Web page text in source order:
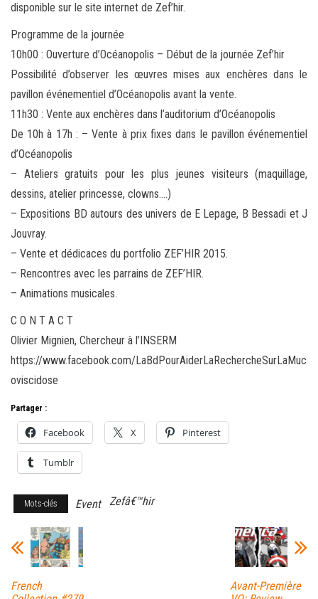
disponible sur le site internet de Zef’hir.
Programme de la journée
10h00 : Ouverture d’Océanopolis – Début de la journée Zef’hir
Possibilité d’observer les œuvres mises aux enchères dans le
pavillon événementiel d’Océanopolis avant la vente.
11h30 : Vente aux enchères dans l’auditorium d’Océanopolis
De 10h à 17h : – Vente à prix fixes dans le pavillon événementiel
d’Océanopolis
– Ateliers gratuits pour les plus jeunes visiteurs (maquillage,
dessins, atelier princesse, clowns….)
– Expositions BD autours des univers de E Lepage, B Bessadi et J
Jouvray.
– Vente et dédicaces du portfolio ZEF’HIR 2015.
– Rencontres avec les parrains de ZEF’HIR.
– Animations musicales.
C O N T A C T
Olivier Mignien, Chercheur à l’INSERM
https://www.facebook.com/LaBdPourAiderLaRechercheSurLaMuc
oviscidose
Partager :
Facebook X Pinterest
Tumblr
Mots-clés Event Zefâ€™hir
French
Avant-Première